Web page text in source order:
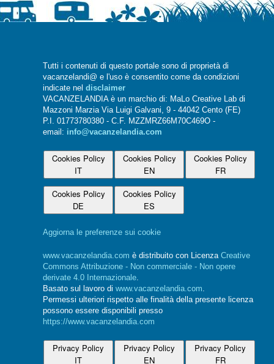
Tutti i contenuti di questo portale sono di proprietà di
vacanzelandi@ e l'uso è consentito come da condizioni
indicate nel disclaimer
VACANZELANDIA è un marchio di: MaLo Creative Lab di
Mazzoni Marzia Via Luigi Galvani, 9 - 44042 Cento (FE)
P.I. 01773780380 - C.F. MZZMRZ66M70C469O -
email: info@vacanzelandia.com
Cookies Policy
IT
Cookies Policy
EN
Cookies Policy
FR
Cookies Policy
DE
Cookies Policy
ES
Aggiorna le preferenze sui cookie
www.vacanzelandia.com è distribuito con Licenza Creative
Commons Attribuzione - Non commerciale - Non opere
derivate 4.0 Internazionale
Basato sul lavoro di www.vacanzelandia.com
Permessi ulteriori rispetto alle finalità della presente licenza
possono essere disponibili presso
https://www.vacanzelandia.com
Privacy Policy
IT
Privacy Policy
EN
Privacy Policy
FR